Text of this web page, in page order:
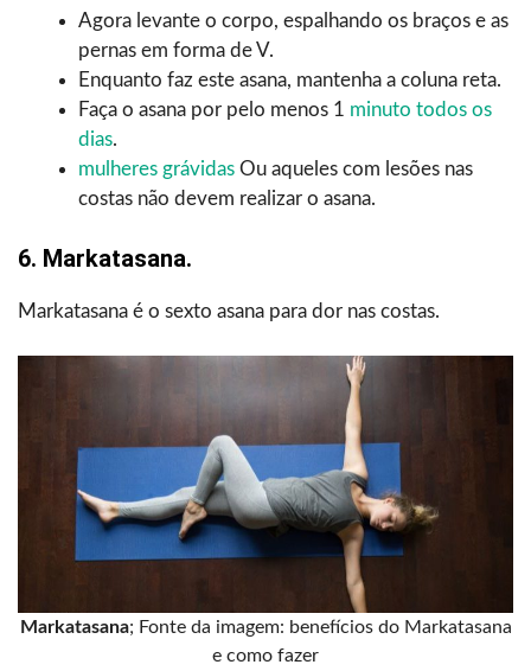
Agora levante o corpo, espalhando os braços e as
pernas em forma de V.
Enquanto faz este asana, mantenha a coluna reta.
Faça o asana por pelo menos 1 minuto todos os
dias.
mulheres grávidas Ou aqueles com lesões nas
costas não devem realizar o asana.
6. Markatasana.
Markatasana é o sexto asana para dor nas costas.
Markatasana; Fonte da imagem: benefícios do Markatasana
e como fazer